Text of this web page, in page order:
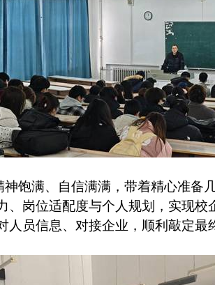
饱满、自信满满，带着精心准
岗位适配度与个人规划，实现校
员信息、对接企业，顺利敲定最